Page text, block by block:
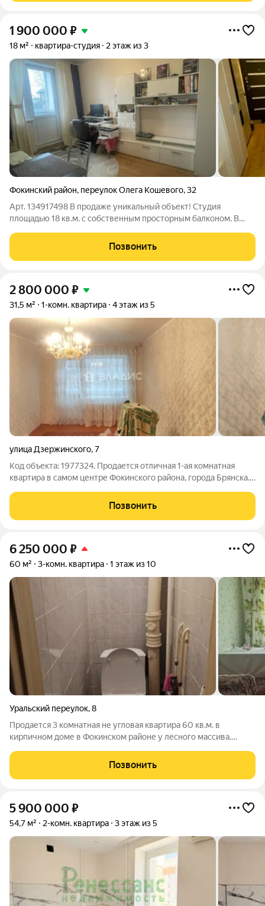
1 900 000 ₽
18 м² квартира-студия 2 этаж из 3
Фокинский район, переулок Олега Кошевого,32
Арт. 134917498 В продаже уникальный объект! Студия
площадью 18 кв.м. с собственным просторным балконом. В
современных материалов. Полностью меблирована и готова к
заселению. Здание 2012г
Позвонить
2 800 000 ₽
31,5 м² 1-комн. квартира 4 этаж из 5
улица Дзержинского,7
Код объекта: 1977324. Пpoдаетcя отличная 1-ая кoмнaтная
квартирa в самом центре Фокинского района, города Брянска.
Квaртиpa-после капитального ремонта (никто не жил),
заезжай и живи: - поменяны ПВХ
Позвонить
6 250 000 ₽
60 м² 3-комн. квартира 1 этаж из 10
Уральский переулок,8
Продается 3 комнатная не углoвaя квартира 60 кв.м. в
кирпичном доме в Фокинском районе у лесного массива.
изолированные комнаты, просторная кухня и две
застеклённые лоджии. Квартира в жилом
Позвонить
5 900 000 ₽
54,7 м² 2-комн. квартира 3 этаж из 5